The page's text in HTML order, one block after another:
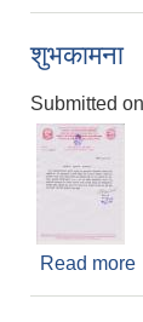
शुभकामना
Submitted
Read more